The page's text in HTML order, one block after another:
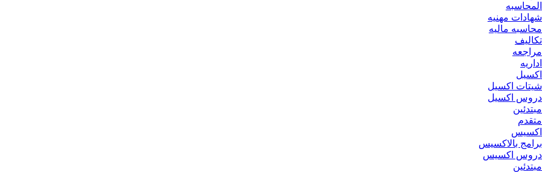
المحاسبه
شهادات مهنيه
محاسبه ماليه
تكاليف
مراجعه
اداريه
اكسيل
شيتات اكسيل
دروس اكسيل
مبتدئين
متقدم
اكسيس
برامج بالاكسيس
دروس اكسيس
مبتدئين